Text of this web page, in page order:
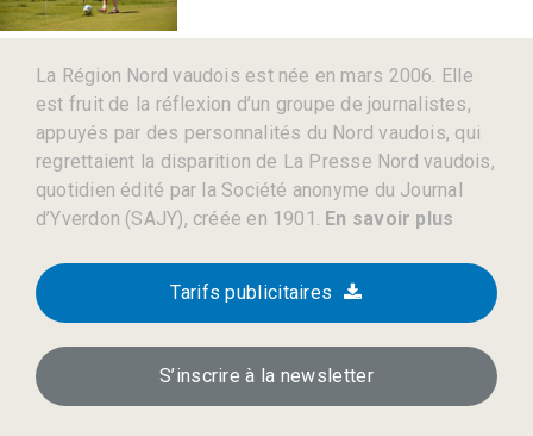
La Région Nord vaudois est née en mars 2006. Elle
est fruit de la réflexion d’un groupe de journalistes,
appuyés par des personnalités du Nord vaudois, qui
regrettaient la disparition de La Presse Nord vaudois,
quotidien édité par la Société anonyme du Journal
d’Yverdon (SAJY), créée en 1901. En savoir plus
Tarifs publicitaires
S’inscrire à la newsletter